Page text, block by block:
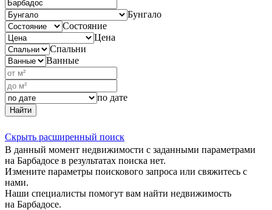
Бунгало
Состояние
Цена
Спальни
Ванные
по дате
Найти
Скрыть расширенный поиск
В данный момент недвижимости с заданными параметрами
на Барбадосе в результатах поиска нет.
Измените параметры поискового запроса или свяжитесь с
нами.
Наши специалисты помогут вам найти недвижимость
на Барбадосе.